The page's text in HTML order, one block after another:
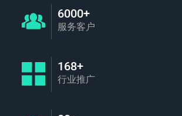
6000+
服务客户
168+
行业推广